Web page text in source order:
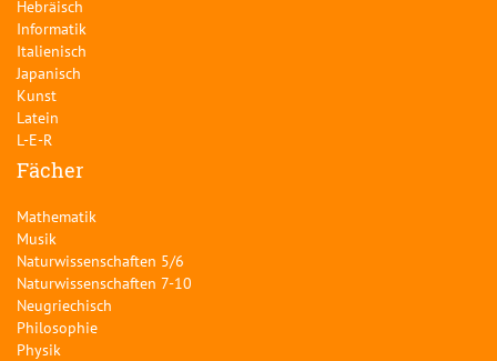
Hebräisch
Informatik
Italienisch
Japanisch
Kunst
Latein
L-E-R
Fächer
Mathematik
Musik
Naturwissenschaften 5/6
Naturwissenschaften 7-10
Neugriechisch
Philosophie
Physik